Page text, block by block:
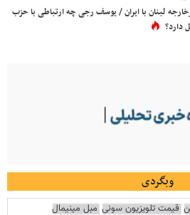
لبنان با ایران / یوسف رجی چه ارتباطی با حزب
دارد؟
وبگردی
قیمت تلویزیون سونی مبل مینیمال